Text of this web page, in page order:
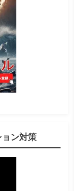
ョン対策